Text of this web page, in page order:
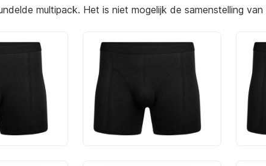
multipack. Het is niet mogelijk de samenstelling